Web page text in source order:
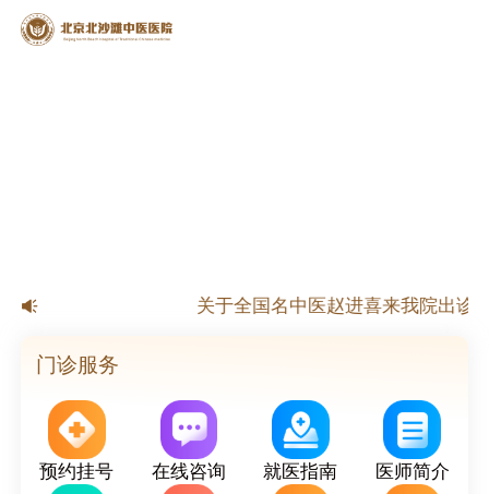
关于全国名中医赵进喜来我院出诊的
门诊服务
预约挂号 在线咨询 就医指南 医师简介